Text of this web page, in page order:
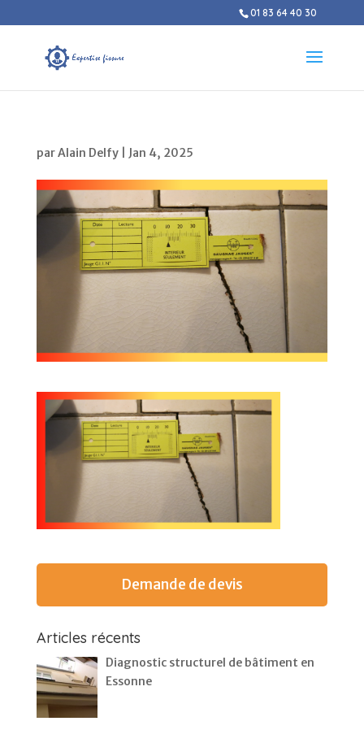
01 83 64 40 30
parAlain Delfy| Jan 4, 2025
Demande de devis
Articles récents
Diagnostic structurel de bâtiment en
Essonne